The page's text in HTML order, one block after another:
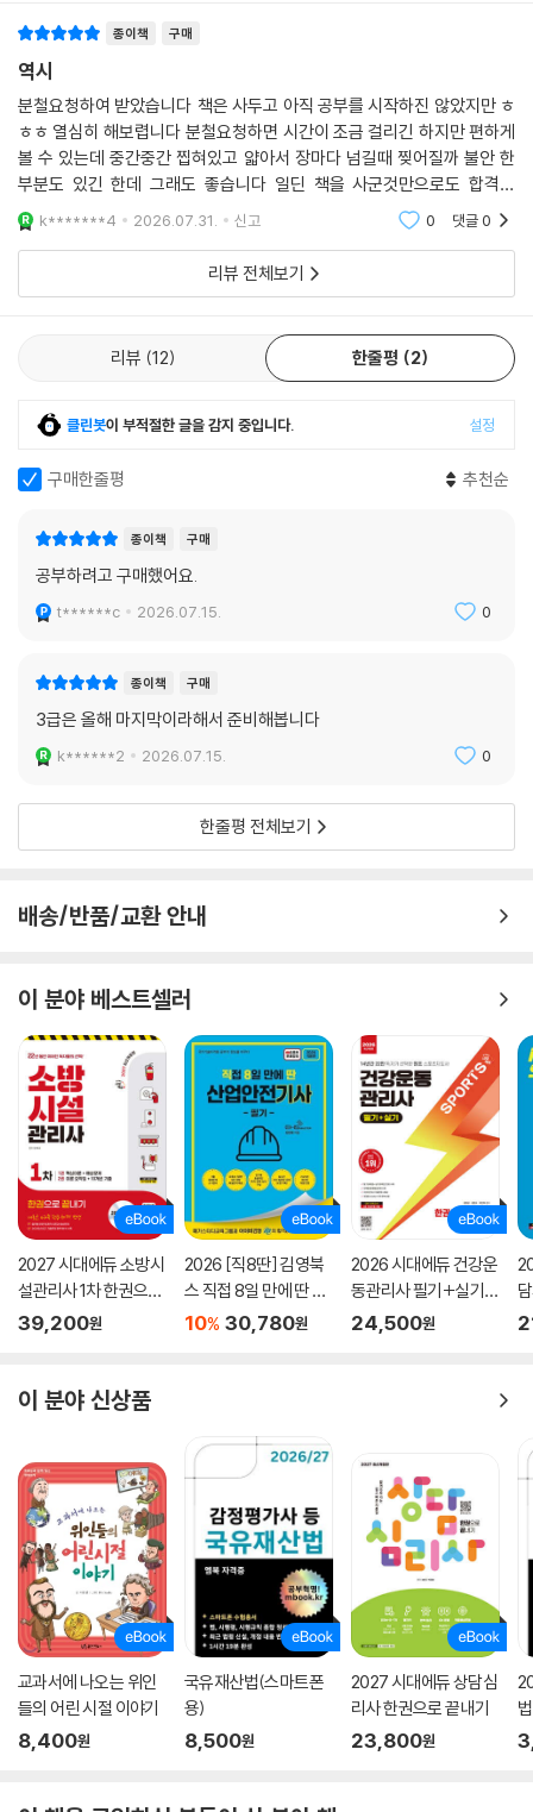
종이책 구매
역시
분철요청하여 받았습니다 책은 사두고 아직 공부를 시작하진 않았지만 ㅎ
ㅎㅎ 열심히 해보렵니다 분철요청하면 시간이 조금 걸리긴 하지만 편하게
볼 수 있는데 중간중간 찝혀있고 얇아서 장마다 넘길때 찢어질까 불안 한
부분도 있긴 한데 그래도 좋습니다 일딘 책을 사군것만으로도 합격할
듯 역시 자격증은 시대에듀
k*******4 2026.07.31. 신고 0 댓글0
리뷰 전체보기
리뷰 12 한줄평 2
클린봇이 부적절한 글을 감지 중입니다. 설정
구매한줄평 추천순
종이책 구매
공부하려고 구매했어요.
t******c 2026.07.15. 0
종이책 구매
3급은 올해 마지막이라해서 준비해봅니다
k******2 2026.07.15. 0
한줄평 전체보기
배송/반품/교환 안내
이 분야 베스트셀러
2027 시대에듀 소방시
설관리사 1차 한권으로
끝내기
39,200원
2026 [직8딴] 김영북
스 직접 8일 만에 딴 산
업안전기사 필기
10% 30,780원
2026 시대에듀 건강운
동관리사 필기+실기
한권으로 끝내기
24,500원
이 분야 신상품
교과서에 나오는 위인
들의 어린 시절 이야기
8,400원
국유재산법(스마트폰
용)
8,500원
2027 시대에듀 상담심
리사 한권으로 끝내기
23,800원
설